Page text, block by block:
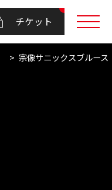
チケット
宗像サニックスブルース